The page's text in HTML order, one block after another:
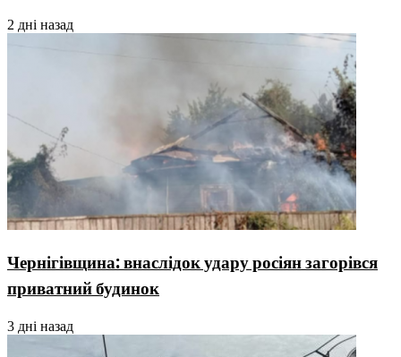
2 дні назад
Чернігівщина: внаслідок удару росіян загорівся
приватний будинок
3 дні назад